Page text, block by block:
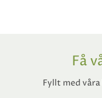
Få
Fyllt med